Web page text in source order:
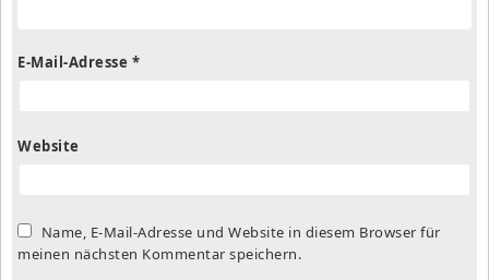
E-Mail-Adresse *
Website
Name, E-Mail-Adresse und Website in diesem Browser für
meinen nächsten Kommentar speichern.